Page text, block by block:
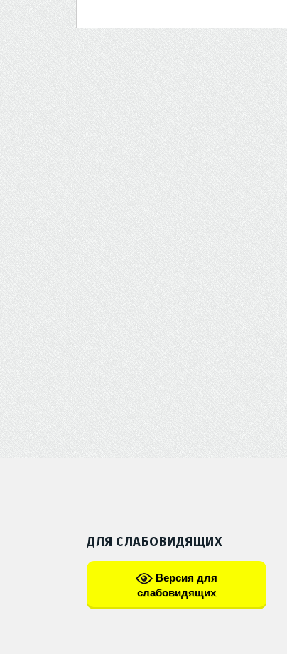
ДЛЯ СЛАБОВИДЯЩИХ
Версия для
слабовидящих